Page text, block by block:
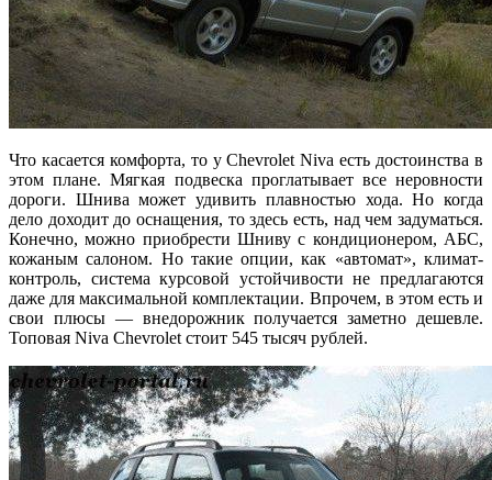
Что касается комфорта, то у Chevrolet Niva есть достоинства в
этом плане. Мягкая подвеска проглатывает все неровности
дороги. Шнива может удивить плавностью хода. Но когда
дело доходит до оснащения, то здесь есть, над чем задуматься.
Конечно, можно приобрести Шниву с кондиционером, АБС,
кожаным салоном. Но такие опции, как «автомат», климат-
контроль, система курсовой устойчивости не предлагаются
даже для максимальной комплектации. Впрочем, в этом есть и
свои плюсы — внедорожник получается заметно дешевле.
Топовая Niva Chevrolet стоит 545 тысяч рублей.